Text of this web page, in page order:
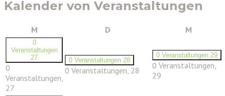
Kalender von Veranstaltungen
MMontag DDienstag M
0
Veranstaltungen
27
0
Veranstaltungen,
27
0 Veranstaltungen 28
0 Veranstaltungen, 28
0 Veranstaltungen 29
0 Veranstaltungen,
29